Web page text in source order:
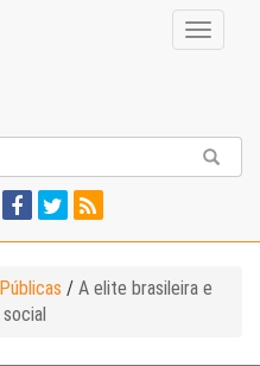
Toggle
/ A elite brasileira e